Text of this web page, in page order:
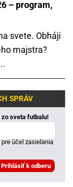
– program,
svete. Obháji
majstra?
SPRÁV
sveta futbalu!
pre účel zasielania